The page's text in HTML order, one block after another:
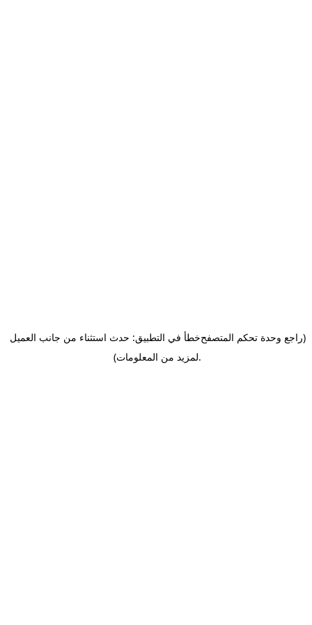
خطأ في التطبيق: حدث استثناء من جانب العميل(راجع وحدة تحكم المتصفح
لمزيد من المعلومات).